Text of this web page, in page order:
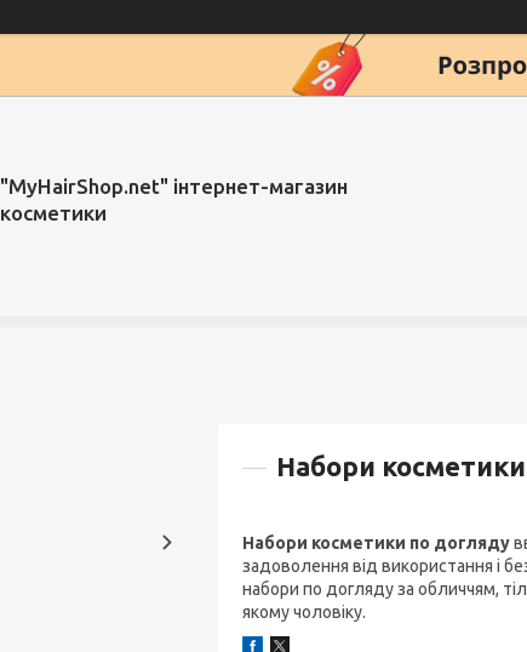
"MyHairShop.net" інтернет-магазин
косметики
Набори
Набори косметики по догляду
задоволення від використання і
набори по догляду за обличчям,
якому чоловіку.